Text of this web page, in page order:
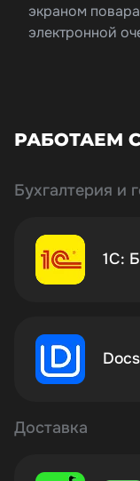
экраном
электронной
РАБОТАЕМ
Бухгалтерия и
1С:
Доставка